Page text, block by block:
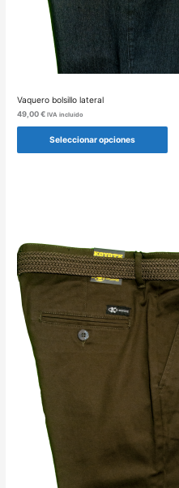
Vaquero bolsillo lateral
49,00€ IVA incluido
Seleccionar opciones